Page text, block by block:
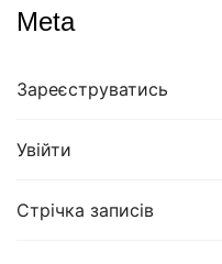
Meta
Зареєструватись
Увійти
Стрічка записів